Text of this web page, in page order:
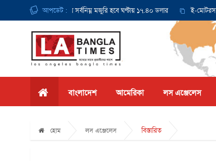
আপডেট :
থেকে ক্যালিফোর্নিয়ায় সর্বনিম্ন মজুরি হবে ঘণ্টায় ১৭.৪০ ডলার ই-
বাংলাদেশ আমেরিকা লস এঞ্জেলেস
হোম লস এঞ্জেলেস বিস্তারিত